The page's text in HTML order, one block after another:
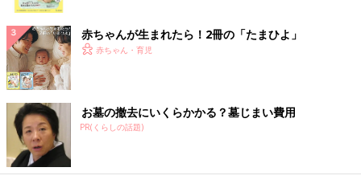
赤ちゃんが生まれたら！2冊の「たまひよ」
赤ちゃん・育児
お墓の撤去にいくらかかる？墓じまい費用
PR(くらしの話題)